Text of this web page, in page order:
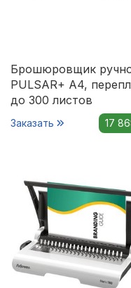
Брошюровщик
PULSAR+ A4,
до 300 листов
Заказать 17